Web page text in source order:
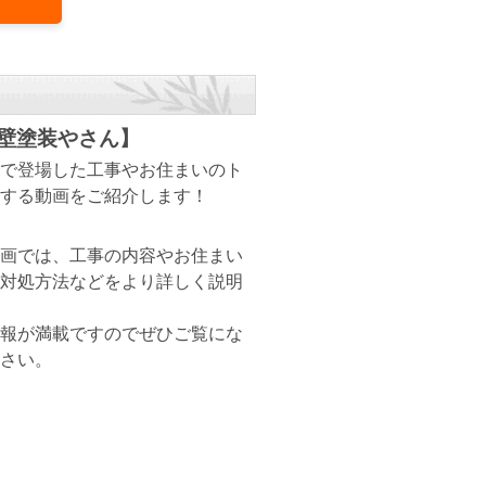
塗装やさん】
場した工事やお住まいのト
る動画をご紹介します！
は、工事の内容やお住まい
処方法などをより詳しく説明
満載ですのでぜひご覧にな
い。